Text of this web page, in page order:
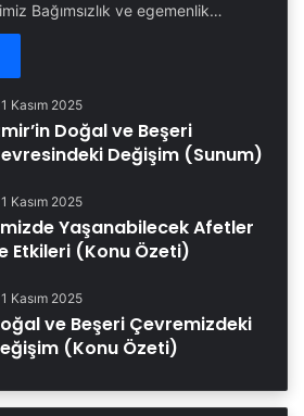
Bağımsızlık ve egemenlik…
1 Kasım 2025
Doğal ve Beşeri
Değişim (Sunum)
1 Kasım 2025
Yaşanabilecek Afetler
Etkileri (Konu Özeti)
1 Kasım 2025
ve Beşeri Çevremizdeki
(Konu Özeti)